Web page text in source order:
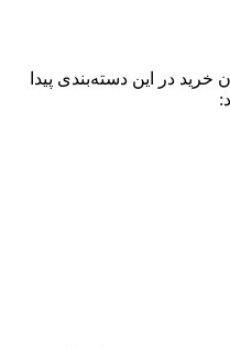
خرید در این دسته‌بندی پیدا